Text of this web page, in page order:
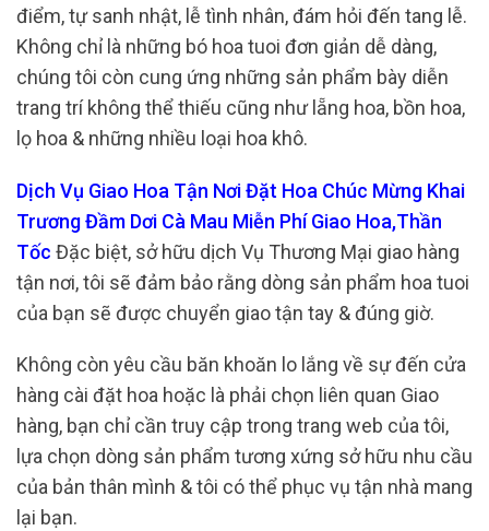
điểm, tự sanh nhật, lễ tình nhân, đám hỏi đến tang lễ.
Không chỉ là những bó hoa tuoi đơn giản dễ dàng,
chúng tôi còn cung ứng những sản phẩm bày diễn
trang trí không thể thiếu cũng như lẵng hoa, bồn hoa,
lọ hoa & những nhiều loại hoa khô.
Dịch Vụ Giao Hoa Tận Nơi Đặt Hoa Chúc Mừng Khai
Trương Đầm Dơi Cà Mau Miễn Phí Giao Hoa,Thần
Tốc Đặc biệt, sở hữu dịch Vụ Thương Mại giao hàng
tận nơi, tôi sẽ đảm bảo rằng dòng sản phẩm hoa tuoi
của bạn sẽ được chuyển giao tận tay & đúng giờ.
Không còn yêu cầu băn khoăn lo lắng về sự đến cửa
hàng cài đặt hoa hoặc là phải chọn liên quan Giao
hàng, bạn chỉ cần truy cập trong trang web của tôi,
lựa chọn dòng sản phẩm tương xứng sở hữu nhu cầu
của bản thân mình & tôi có thể phục vụ tận nhà mang
lại bạn.